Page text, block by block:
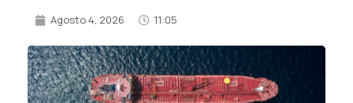
Agosto 4, 2026 11:05